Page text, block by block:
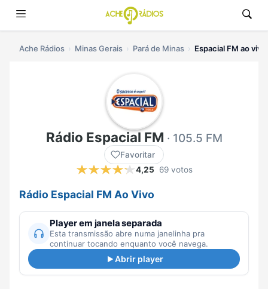
Ache Rádios Minas Gerais Pará de Minas Espacial FM ao vivo
Rádio Espacial FM · 105.5 FM
Favoritar
4,25
69 votos
Rádio Espacial FM Ao Vivo
Player em janela separada
Esta transmissão abre numa janelinha pra
continuar tocando enquanto você navega.
Abrir player